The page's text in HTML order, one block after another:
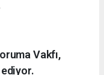
Vakfı,